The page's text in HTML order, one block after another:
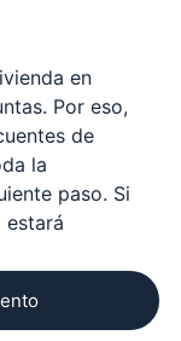
en
Por eso,
de
la
paso. Si
estará